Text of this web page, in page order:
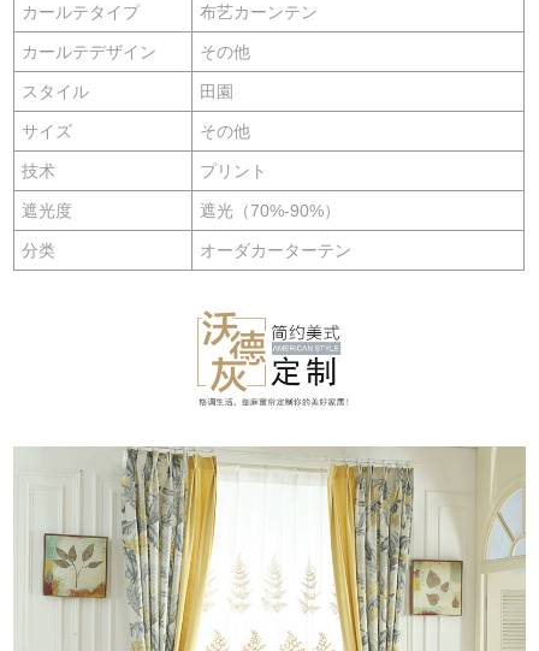
カールテタイプ 布艺カーンテン
カールテデザイン その他
スタイル 田園
サイズ その他
技术 プリント
遮光度 遮光（70%-90%）
分类 オーダカーターテン